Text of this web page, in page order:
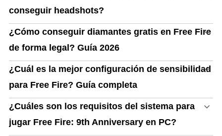
conseguir headshots?
¿Cómo conseguir diamantes gratis en Free Fire
de forma legal? Guía 2026
¿Cuál es la mejor configuración de sensibilidad
para Free Fire? Guía completa
¿Cuáles son los requisitos del sistema para
jugar Free Fire: 9th Anniversary en PC?